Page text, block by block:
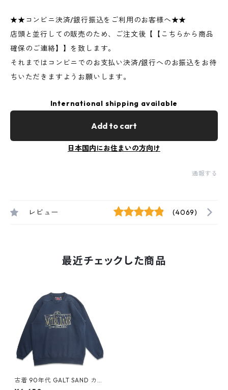
★★コンビニ決済/銀行振込をご利用のお客様へ★★
店頭と並行しての販売のため、ご注文後【【こちらから商品
確保のご連絡】】を致します。
それまではコンビニでのお支払い決済/銀行へのお振込をお待
ちいただきますようお願いします。
International shipping available
Add to cart
日本国内にお住まいの方向け
通報する
レビュー (4069)
最近チェックした商品
古着 90年代 GALT SAND カレ
ッジ 刺繍 スウェット トレーナ